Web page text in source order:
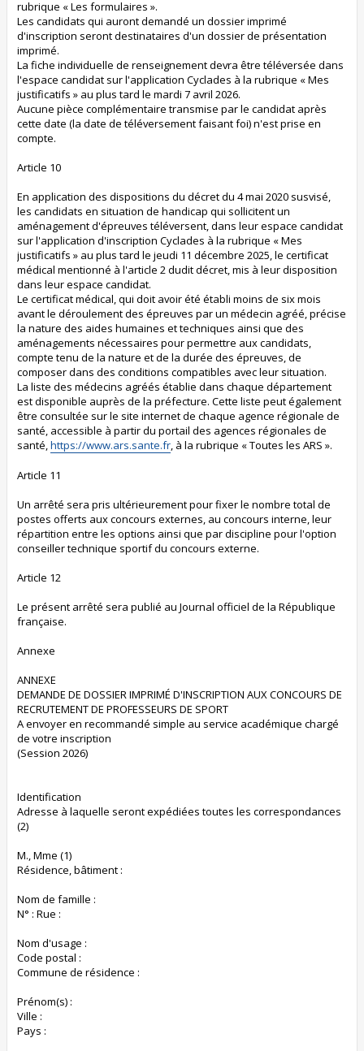
rubrique « Les formulaires ».
Les candidats qui auront demandé un dossier imprimé
d'inscription seront destinataires d'un dossier de présentation
imprimé.
La fiche individuelle de renseignement devra être téléversée dans
l'espace candidat sur l'application Cyclades à la rubrique « Mes
justificatifs » au plus tard le mardi 7 avril 2026.
Aucune pièce complémentaire transmise par le candidat après
cette date (la date de téléversement faisant foi) n'est prise en
compte.
Article 10
En application des dispositions du décret du 4 mai 2020 susvisé,
les candidats en situation de handicap qui sollicitent un
aménagement d'épreuves téléversent, dans leur espace candidat
sur l'application d'inscription Cyclades à la rubrique « Mes
justificatifs » au plus tard le jeudi 11 décembre 2025, le certificat
médical mentionné à l'article 2 dudit décret, mis à leur disposition
dans leur espace candidat.
Le certificat médical, qui doit avoir été établi moins de six mois
avant le déroulement des épreuves par un médecin agréé, précise
la nature des aides humaines et techniques ainsi que des
aménagements nécessaires pour permettre aux candidats,
compte tenu de la nature et de la durée des épreuves, de
composer dans des conditions compatibles avec leur situation.
La liste des médecins agréés établie dans chaque département
est disponible auprès de la préfecture. Cette liste peut également
être consultée sur le site internet de chaque agence régionale de
santé, accessible à partir du portail des agences régionales de
santé,https://www.ars.sante.fr, à la rubrique « Toutes les ARS ».
Article 11
Un arrêté sera pris ultérieurement pour fixer le nombre total de
postes offerts aux concours externes, au concours interne, leur
répartition entre les options ainsi que par discipline pour l'option
conseiller technique sportif du concours externe.
Article 12
Le présent arrêté sera publié au Journal officiel de la République
française.
Annexe
ANNEXE
DEMANDE DE DOSSIER IMPRIMÉ D'INSCRIPTION AUX CONCOURS DE
RECRUTEMENT DE PROFESSEURS DE SPORT
A envoyer en recommandé simple au service académique chargé
de votre inscription
(Session 2026)
Identification
Adresse à laquelle seront expédiées toutes les correspondances
(2)
M., Mme (1)
Résidence, bâtiment :
Nom de famille :
N° : Rue :
Nom d'usage :
Code postal :
Commune de résidence :
Prénom(s) :
Ville :
Pays :